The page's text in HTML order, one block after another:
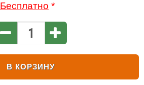
Бесплатно *
В КОРЗИНУ